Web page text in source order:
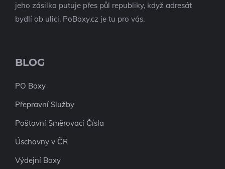
jeho zásilka putuje přes půl republiky, když adresát
bydlí ob ulici, PoBoxy.cz je tu pro vás.
BLOG
PO Boxy
Přepravní Služby
Poštovní Směrovací Čísla
Úschovny v ČR
Výdejní Boxy